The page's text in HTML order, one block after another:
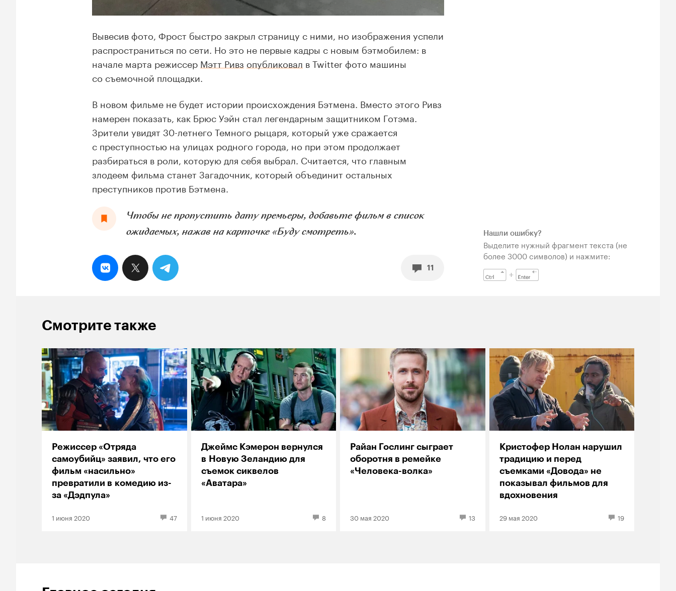
Вывесив фото, Фрост быстро закрыл страницу с ними, но изображения успели
распространиться по сети. Но это не первые кадры с новым бэтмобилем: в
начале марта режиссер Мэтт Ривз опубликовал в Twitter фото машины
со съемочной площадки.
В новом фильме не будет истории происхождения Бэтмена. Вместо этого Ривз
намерен показать, как Брюс Уэйн стал легендарным защитником Готэма.
Зрители увидят 30-летнего Темного рыцаря, который уже сражается
с преступностью на улицах родного города, но при этом продолжает
разбираться в роли, которую для себя выбрал. Считается, что главным
злодеем фильма станет Загадочник, который объединит остальных
преступников против Бэтмена.
Чтобы не пропустить дату премьеры, добавьте фильм в список
ожидаемых, нажав на карточке «Буду смотреть».
11
Нашли ошибку?
Выделите нужный фрагмент текста (не
более 3000 символов) и нажмите:
Смотрите также
Режиссер «Отряда
самоубийц» заявил, что его
фильм «насильно»
превратили в комедию из-
за «Дэдпула»
1 июня 2020 47
Джеймс Кэмерон вернулся
в Новую Зеландию для
съемок сиквелов
«Аватара»
1 июня 2020 8
Райан Гослинг сыграет
оборотня в ремейке
«Человека-волка»
30 мая 2020 13
Кристофер Нолан нарушил
традицию и перед
съемками «Довода» не
показывал фильмов для
вдохновения
29 мая 2020 19